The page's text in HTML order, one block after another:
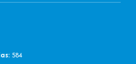
584